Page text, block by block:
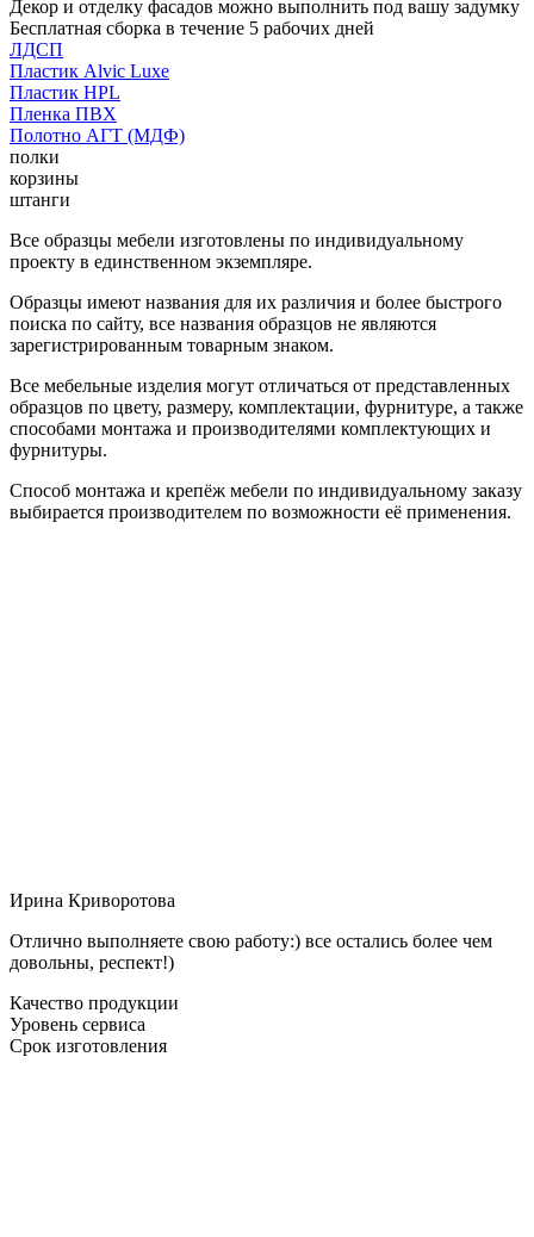
Декор и отделку фасадов можно выполнить под вашу задумку
Бесплатная сборка в течение 5 рабочих дней
ЛДСП
Пластик Alvic Luxe
Пластик HPL
Пленка ПВХ
Полотно АГТ (МДФ)
полки
корзины
штанги
Все образцы мебели изготовлены по индивидуальному
проекту в единственном экземпляре.
Образцы имеют названия для их различия и более быстрого
поиска по сайту, все названия образцов не являются
зарегистрированным товарным знаком.
Все мебельные изделия могут отличаться от представленных
образцов по цвету, размеру, комплектации, фурнитуре, а также
способами монтажа и производителями комплектующих и
фурнитуры.
Способ монтажа и крепёж мебели по индивидуальному заказу
выбирается производителем по возможности её применения.
Ирина Криворотова
Отлично выполняете свою работу:) все остались более чем
довольны, респект!)
Качество продукции
Уровень сервиса
Срок изготовления